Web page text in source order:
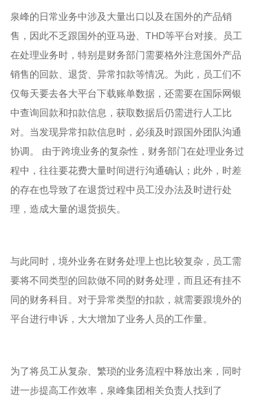
泉峰的日常业务中涉及大量出口以及在国外的产品销
售，因此不乏跟国外的亚马逊、THD等平台对接。员工
在处理业务时，特别是财务部门需要格外注意国外产品
销售的回款、退货、异常扣款等情况。为此，员工们不
仅每天要去各大平台下载账单数据，还需要在国际网银
中查询回款和扣款信息，获取数据后仍需进行人工比
对。当发现异常扣款信息时，必须及时跟国外团队沟通
协调。 由于跨境业务的复杂性，财务部门在处理业务过
程中，往往要花费大量时间进行沟通确认；此外，时差
的存在也导致了在退货过程中员工没办法及时进行处
理，造成大量的退货损失。
与此同时，境外业务在财务处理上也比较复杂，员工需
要将不同类型的回款做不同的财务处理，而且还有挂不
同的财务科目。对于异常类型的扣款，就需要跟境外的
平台进行申诉，大大增加了业务人员的工作量。
为了将员工从复杂、繁琐的业务流程中释放出来，同时
进一步提高工作效率，泉峰集团相关负责人找到了